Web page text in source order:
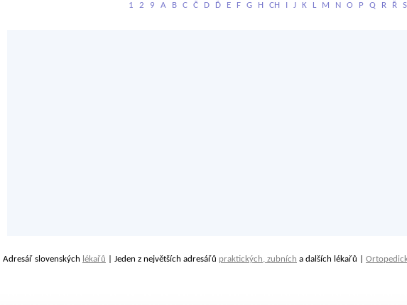
1 2 9 A B C Č D Ď E F G H CH I J K L M N O P Q R Ř S
Adresář slovenských lékařů | Jeden z největších adresářů praktických, zubních a dalších lékařů |